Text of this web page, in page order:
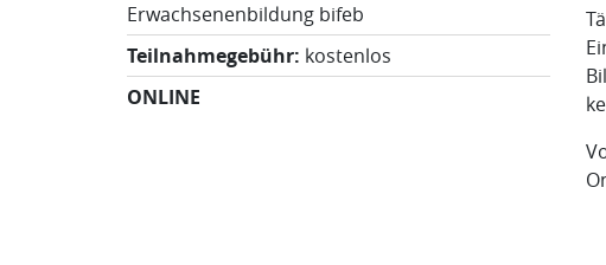
Erwachsenenbildung bifeb
Teilnahmegebühr: kostenlos
ONLINE